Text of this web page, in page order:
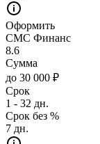
Оформить
СМС Финанс
8.6
Сумма
до 30 000 ₽
Срок
1 - 32 дн.
Срок без %
7 дн.